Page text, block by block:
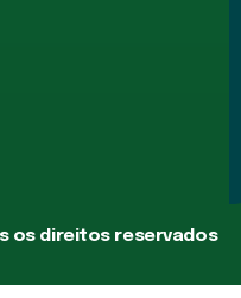
os direitos reservados